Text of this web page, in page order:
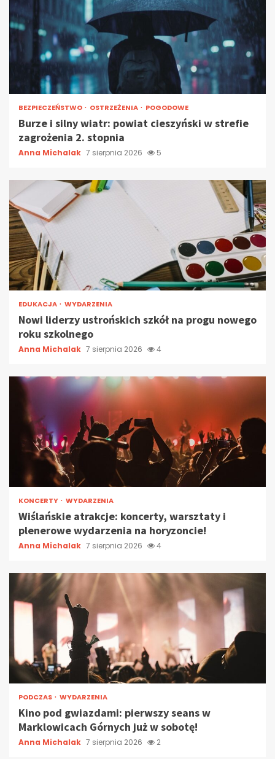
BEZPIECZEŃSTWO OSTRZEŻENIA POGODOWE
Burze i silny wiatr: powiat cieszyński w strefie
zagrożenia 2. stopnia
Anna Michalak 7 sierpnia 2026 5
EDUKACJA WYDARZENIA
Nowi liderzy ustrońskich szkół na progu nowego
roku szkolnego
Anna Michalak 7 sierpnia 2026 4
KONCERTY WYDARZENIA
Wiślańskie atrakcje: koncerty, warsztaty i
plenerowe wydarzenia na horyzoncie!
Anna Michalak 7 sierpnia 2026 4
PODCZAS WYDARZENIA
Kino pod gwiazdami: pierwszy seans w
Marklowicach Górnych już w sobotę!
Anna Michalak 7 sierpnia 2026 2